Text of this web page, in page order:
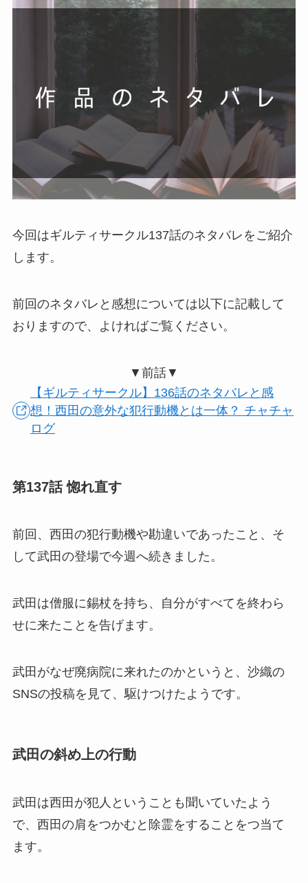
今回はギルティサークル137話のネタバレをご紹介
します。
前回のネタバレと感想については以下に記載して
おりますので、よければご覧ください。
▼前話▼
【ギルティサークル】136話のネタバレと感
想！西田の意外な犯行動機とは一体？ チャチャ
ログ
第137話 惚れ直す
前回、西田の犯行動機や勘違いであったこと、そ
して武田の登場で今週へ続きました。
武田は僧服に錫杖を持ち、自分がすべてを終わら
せに来たことを告げます。
武田がなぜ廃病院に来れたのかというと、沙織の
SNSの投稿を見て、駆けつけたようです。
武田の斜め上の行動
武田は西田が犯人ということも聞いていたよう
で、西田の肩をつかむと除霊をすることをつ当て
ます。